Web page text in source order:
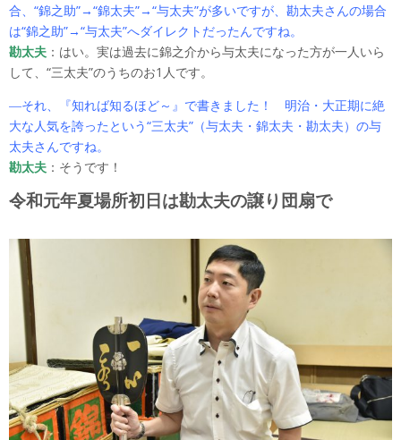
合、“錦之助”→“錦太夫”→“与太夫”が多いですが、勘太夫さんの場合
は“錦之助”→“与太夫”へダイレクトだったんですね。
勘太夫 ：はい。実は過去に錦之介から与太夫になった方が一人いら
して、“三太夫”のうちのお1人です。
―それ、『知れば知るほど～』で書きました！ 明治・大正期に絶
大な人気を誇ったという“三太夫”（与太夫・錦太夫・勘太夫）の与
太夫さんですね。
勘太夫 ：そうです！
令和元年夏場所初日は勘太夫の譲り団扇で